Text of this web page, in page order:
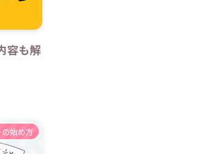
容も解
の始め方